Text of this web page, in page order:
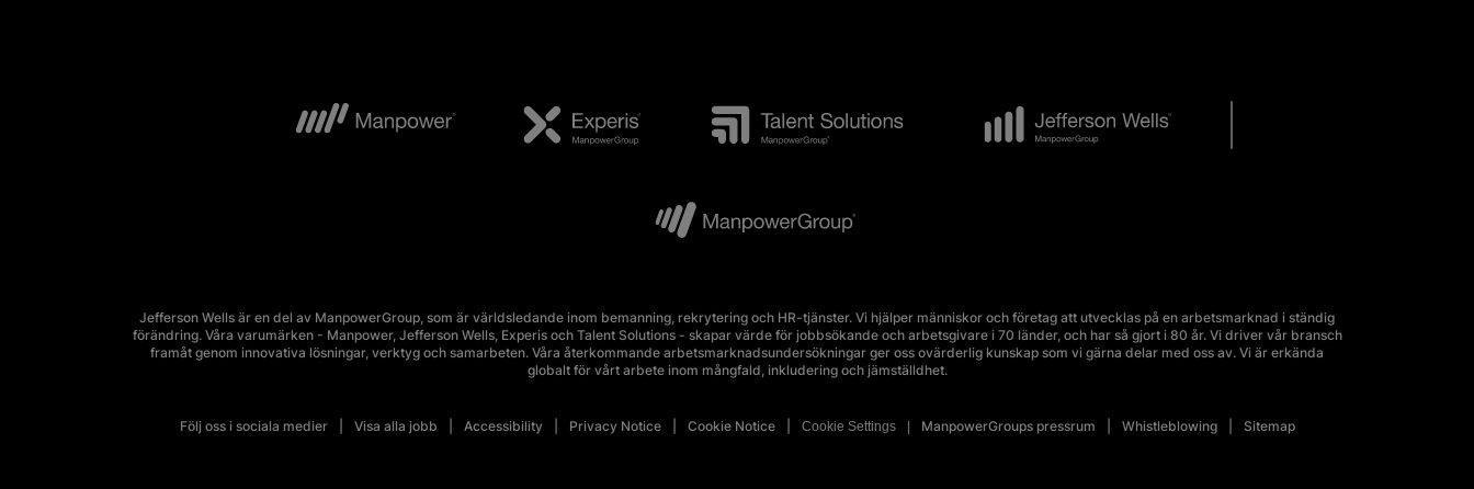
Jefferson Wells är en del av ManpowerGroup, som är världsledande inom bemanning, rekrytering och HR-tjänster. Vi hjälper människor och företag att utvecklas på en arbetsmarknad i ständig
förändring. Våra varumärken - Manpower, Jefferson Wells, Experis och Talent Solutions - skapar värde för jobbsökande och arbetsgivare i 70 länder, och har så gjort i 80 år. Vi driver vår bransch
framåt genom innovativa lösningar, verktyg och samarbeten. Våra återkommande arbetsmarknadsundersökningar ger oss ovärderlig kunskap som vi gärna delar med oss av. Vi är erkända
globalt för vårt arbete inom mångfald, inkludering och jämställdhet.
Följ oss i sociala medier Visa alla jobb Accessibility Privacy Notice Cookie Notice Cookie Settings ManpowerGroups pressrum Whistleblowing Sitemap